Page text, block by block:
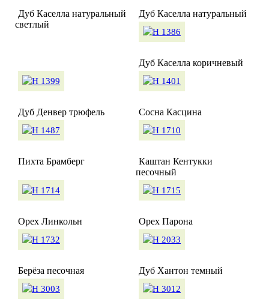
Дуб Каселла натуральный
светлый
Дуб Каселла натуральный
Дуб Каселла коричневый
Дуб Денвер трюфель Сосна Касцина
Пихта Брамберг
Каштан Кентукки
песочный
Орех Линкольн Орех Парона
Берёза песочная Дуб Хантон темный